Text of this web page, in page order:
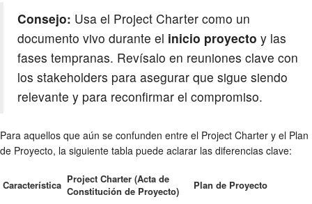
Consejo: Usa el Project Charter como un
documento vivo durante el inicio proyecto y las
fases tempranas. Revísalo en reuniones clave con
los stakeholders para asegurar que sigue siendo
relevante y para reconfirmar el compromiso.
Para aquellos que aún se confunden entre el Project Charter y el Plan
de Proyecto, la siguiente tabla puede aclarar las diferencias clave:
Característica Project Charter (Acta de
Constitución de Proyecto)
Plan de Proyecto